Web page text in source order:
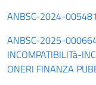
ANBSC-2024-
ANBSC-2025-
INCOMPATIBILITà-
ONERI FINANZA